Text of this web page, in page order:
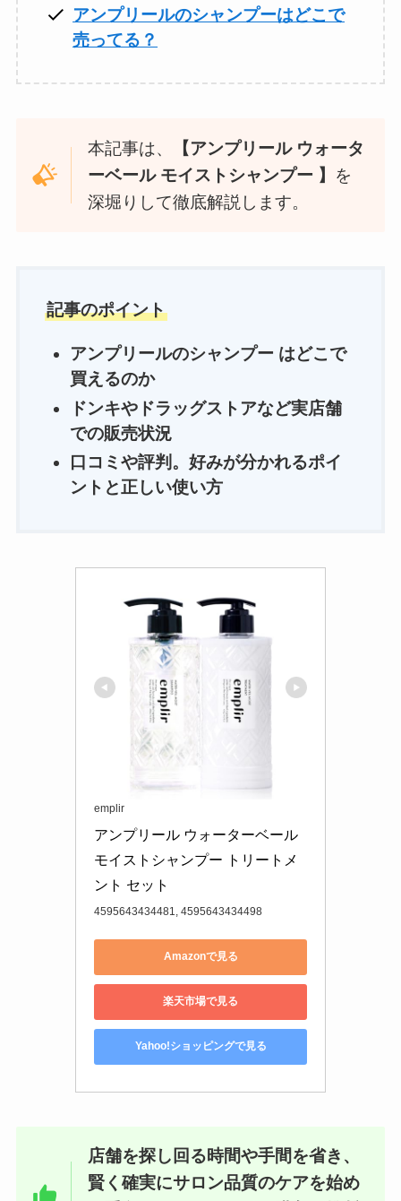
アンプリールのシャンプーはどこで
売ってる？
本記事は、
【アンプリール ウォータ
ーベール モイストシャンプー 】
を
深堀りして徹底解説します。
記事のポイント
アンプリールのシャンプー はどこで
買えるのか
ドンキやドラッグストアなど実店舗
での販売状況
口コミや評判。好みが分かれるポイ
ントと正しい使い方
emplir
アンプリール ウォーターベール
モイストシャンプー トリートメ
ント セット
4595643434481, 4595643434498
Amazonで見る
楽天市場で見る
Yahoo!ショッピングで見る
店舗を探し回る時間や手間を省き、
賢く確実にサロン品質のケアを始め